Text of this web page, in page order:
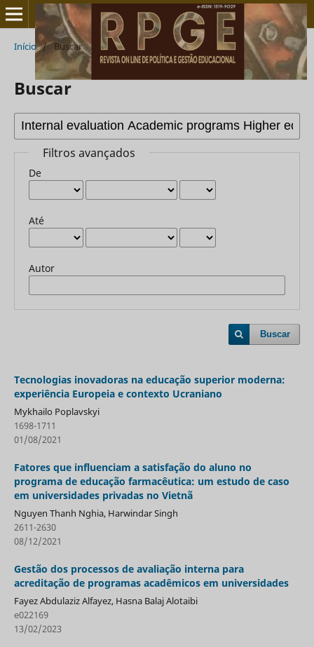
Início / Buscar
Buscar
Filtros avançados
De
Até
Autor
Buscar
Tecnologias inovadoras na educação superior moderna:
experiência Europeia e contexto Ucraniano
Mykhailo Poplavskyi
1698-1711
01/08/2021
Fatores que influenciam a satisfação do aluno no
programa de educação farmacêutica: um estudo de caso
em universidades privadas no Vietnã
Nguyen Thanh Nghia, Harwindar Singh
2611-2630
08/12/2021
Gestão dos processos de avaliação interna para
acreditação de programas acadêmicos em universidades
Fayez Abdulaziz Alfayez, Hasna Balaj Alotaibi
e022169
13/02/2023